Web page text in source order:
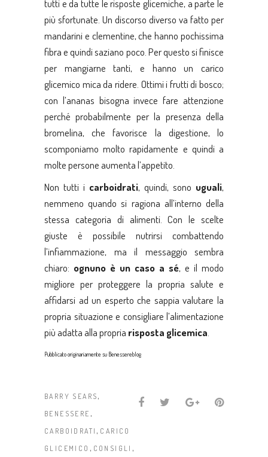
tutti e da tutte le risposte glicemiche, a parte le
più sfortunate. Un discorso diverso va fatto per
mandarini e clementine, che hanno pochissima
fibra e quindi saziano poco. Per questo si finisce
per mangiarne tanti, e hanno un carico
glicemico mica da ridere. Ottimi i frutti di bosco;
con l’ananas bisogna invece fare attenzione
perché probabilmente per la presenza della
bromelina, che favorisce la digestione, lo
scomponiamo molto rapidamente e quindi a
molte persone aumenta l’appetito.
Non tutti i carboidrati, quindi, sono uguali,
nemmeno quando si ragiona all’interno della
stessa categoria di alimenti. Con le scelte
giuste è possibile nutrirsi combattendo
l’infiammazione, ma il messaggio sembra
chiaro: ognuno è un caso a sé, e il modo
migliore per proteggere la propria salute e
affidarsi ad un esperto che sappia valutare la
propria situazione e consigliare l’alimentazione
più adatta alla propria risposta glicemica
Pubblicato originariamente su Benessereblog
BARRY SEARS ,
BENESSERE ,
CARBOIDRATI , CARICO
GLICEMICO , CONSIGLI ,